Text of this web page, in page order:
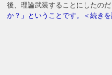
後、理論武装することにしたのだ
か？」ということです。＜続きを